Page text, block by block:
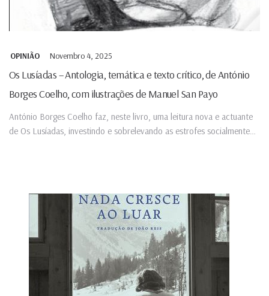
OPINIÃO Novembro 4, 2025
Os Lusíadas – Antologia, temática e texto crítico, de António
Borges Coelho, com ilustrações de Manuel San Payo
António Borges Coelho faz, neste livro, uma leitura nova e actuante
de Os Lusíadas, investindo e sobrelevando as estrofes socialmente